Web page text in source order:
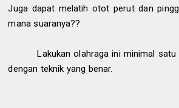
Juga dapat melatih otot perut dan
mana suaranya??
Lakukan olahraga ini minimal
dengan teknik yang benar.